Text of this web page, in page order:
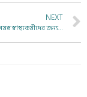
NEXT
দিন যদি হতেই হয়, সমস্ত স্বাস্থ্যকর্মীদের জন্য হোক